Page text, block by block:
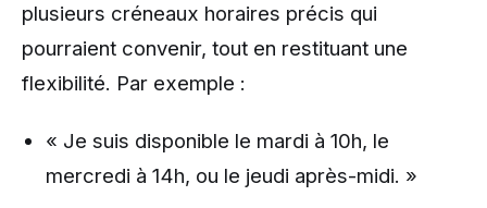
plusieurs créneaux horaires précis qui
pourraient convenir, tout en restituant une
flexibilité. Par exemple :
« Je suis disponible le mardi à 10h, le
mercredi à 14h, ou le jeudi après-midi. »